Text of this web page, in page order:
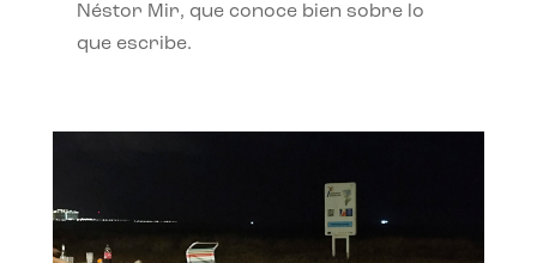
Néstor Mir, que conoce bien sobre lo
que escribe.